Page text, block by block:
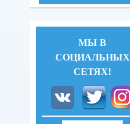
МЫ В
СОЦИАЛЬНЫХ
СЕТЯХ!